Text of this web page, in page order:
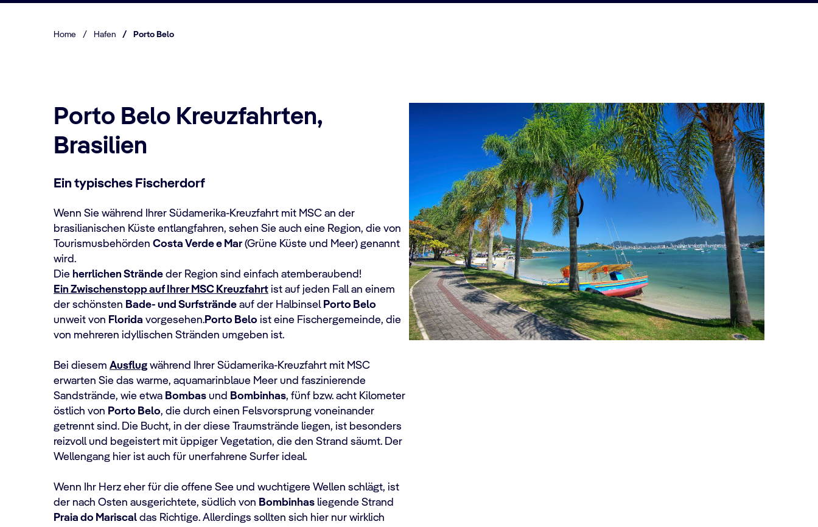
Home / Hafen / Porto Belo
Porto Belo Kreuzfahrten,
Brasilien
Ein typisches Fischerdorf
Wenn Sie während Ihrer Südamerika-Kreuzfahrt mit MSC an der
brasilianischen Küste entlangfahren, sehen Sie auch eine Region, die von
Tourismusbehörden Costa Verde e Mar (Grüne Küste und Meer) genannt
wird.
Die herrlichen Strände der Region sind einfach atemberaubend!
Ein Zwischenstopp auf Ihrer MSC Kreuzfahrt ist auf jeden Fall an einem
der schönsten Bade- und Surfstrände auf der Halbinsel Porto Belo
unweit von Florida vorgesehen.Porto Belo ist eine Fischergemeinde, die
von mehreren idyllischen Stränden umgeben ist.
Bei diesem Ausflug während Ihrer Südamerika-Kreuzfahrt mit MSC
erwarten Sie das warme, aquamarinblaue Meer und faszinierende
Sandstrände, wie etwa Bombas und Bombinhas, fünf bzw. acht Kilometer
östlich von Porto Belo, die durch einen Felsvorsprung voneinander
getrennt sind. Die Bucht, in der diese Traumstrände liegen, ist besonders
reizvoll und begeistert mit üppiger Vegetation, die den Strand säumt. Der
Wellengang hier ist auch für unerfahrene Surfer ideal.
Wenn Ihr Herz eher für die offene See und wuchtigere Wellen schlägt, ist
der nach Osten ausgerichtete, südlich von Bombinhas liegende Strand
Praia do Mariscal das Richtige. Allerdings sollten sich hier nur wirklich